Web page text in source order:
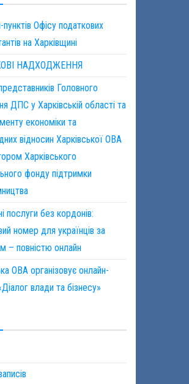
Офісу податкових
на Харківщині
НАДХОДЖЕННЯ
Головного
ДПС у Харківській області та
економіки та
відносин Харківської ОВА
Харківського
фонду підтримки
послуги без кордонів:
номер для українців за
– повністю онлайн
ОВА організовує онлайн-
влади та бізнесу»